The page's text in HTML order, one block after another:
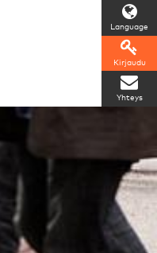
Language
Kirjaudu
Yhteys